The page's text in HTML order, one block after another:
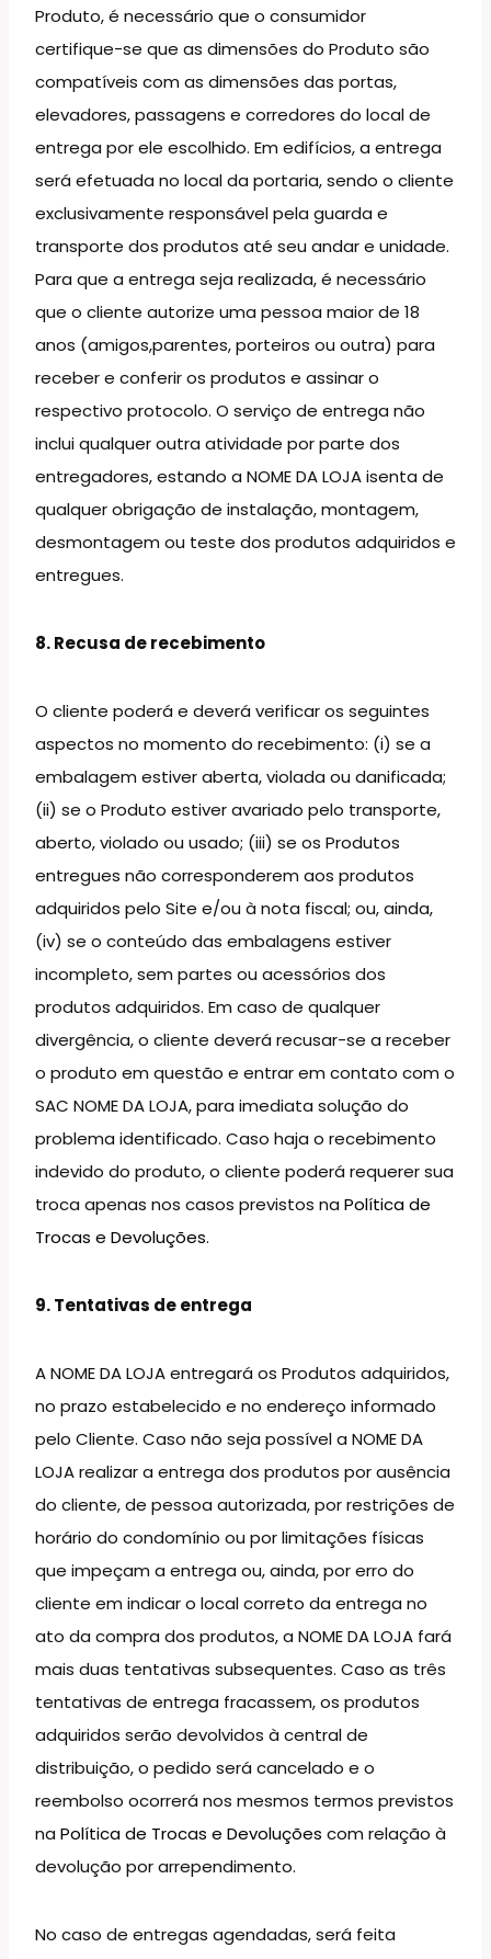
Produto, é necessário que o consumidor
certifique-se que as dimensões do Produto são
compatíveis com as dimensões das portas,
elevadores, passagens e corredores do local de
entrega por ele escolhido. Em edifícios, a entrega
será efetuada no local da portaria, sendo o cliente
exclusivamente responsável pela guarda e
transporte dos produtos até seu andar e unidade.
Para que a entrega seja realizada, é necessário
que o cliente autorize uma pessoa maior de 18
anos (amigos,parentes, porteiros ou outra) para
receber e conferir os produtos e assinar o
respectivo protocolo. O serviço de entrega não
inclui qualquer outra atividade por parte dos
entregadores, estando a NOME DA LOJA isenta de
qualquer obrigação de instalação, montagem,
desmontagem ou teste dos produtos adquiridos e
entregues.
8. Recusa de recebimento
O cliente poderá e deverá verificar os seguintes
aspectos no momento do recebimento: (i) se a
embalagem estiver aberta, violada ou danificada;
(ii) se o Produto estiver avariado pelo transporte,
aberto, violado ou usado; (iii) se os Produtos
entregues não corresponderem aos produtos
adquiridos pelo Site e/ou à nota fiscal; ou, ainda,
(iv) se o conteúdo das embalagens estiver
incompleto, sem partes ou acessórios dos
produtos adquiridos. Em caso de qualquer
divergência, o cliente deverá recusar-se a receber
o produto em questão e entrar em contato com o
SAC NOME DA LOJA, para imediata solução do
problema identificado. Caso haja o recebimento
indevido do produto, o cliente poderá requerer sua
troca apenas nos casos previstos na Política de
Trocas e Devoluções.
9. Tentativas de entrega
A NOME DA LOJA entregará os Produtos adquiridos,
no prazo estabelecido e no endereço informado
pelo Cliente. Caso não seja possível a NOME DA
LOJA realizar a entrega dos produtos por ausência
do cliente, de pessoa autorizada, por restrições de
horário do condomínio ou por limitações físicas
que impeçam a entrega ou, ainda, por erro do
cliente em indicar o local correto da entrega no
ato da compra dos produtos, a NOME DA LOJA fará
mais duas tentativas subsequentes. Caso as três
tentativas de entrega fracassem, os produtos
adquiridos serão devolvidos à central de
distribuição, o pedido será cancelado e o
reembolso ocorrerá nos mesmos termos previstos
na Política de Trocas e Devoluções com relação à
devolução por arrependimento.
No caso de entregas agendadas, será feita